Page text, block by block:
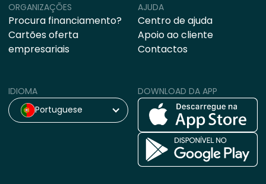
ORGANIZAÇÕES
Procura financiamento?
Cartões oferta
empresariais
AJUDA
Centro de ajuda
Apoio ao cliente
Contactos
IDIOMA
Portuguese
DOWNLOAD DA APP